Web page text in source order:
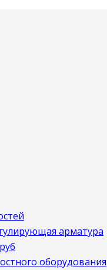
арматура
оборудования